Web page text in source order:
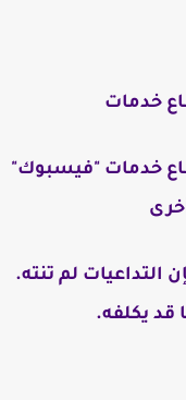
خدمات
خدمات "فيسبوك"
التداعيات لم تنته.
قد يكلفه.